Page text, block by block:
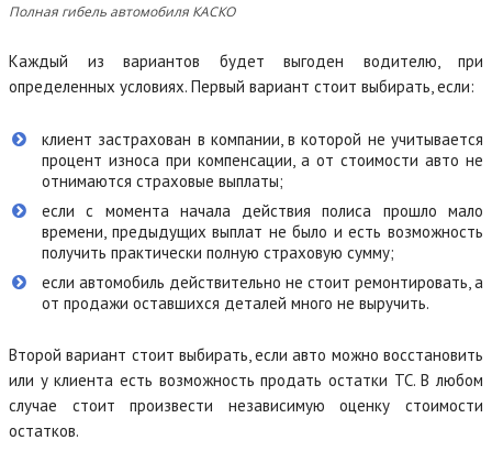
Полная гибель автомобиля КАСКО
Каждый из вариантов будет выгоден водителю, при
определенных условиях. Первый вариант стоит выбирать, если:
клиент застрахован в компании, в которой не учитывается
процент износа при компенсации, а от стоимости авто не
отнимаются страховые выплаты;
если с момента начала действия полиса прошло мало
времени, предыдущих выплат не было и есть возможность
получить практически полную страховую сумму;
если автомобиль действительно не стоит ремонтировать, а
от продажи оставшихся деталей много не выручить.
Второй вариант стоит выбирать, если авто можно восстановить
или у клиента есть возможность продать остатки ТС. В любом
случае стоит произвести независимую оценку стоимости
остатков.